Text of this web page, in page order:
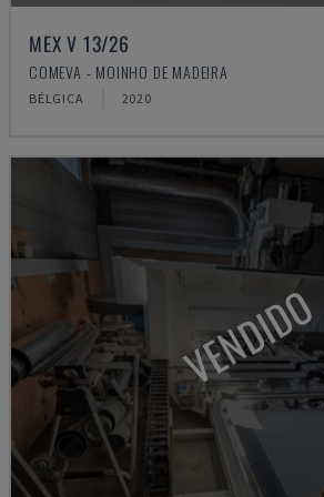
MEX V 13/26
COMEVA - MOINHO DE MADEIRA
BÉLGICA 2020
VENDIDO